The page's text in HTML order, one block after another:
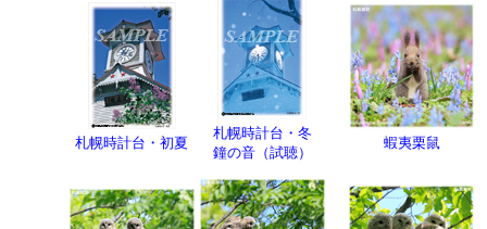
札幌時計台・初夏
札幌時計台・冬
鐘の音（試聴）
蝦夷栗鼠